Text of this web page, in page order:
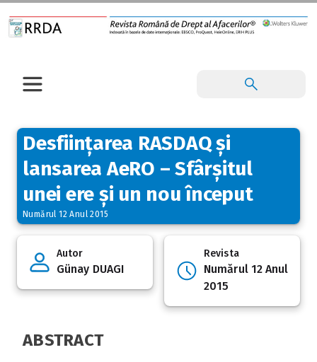
Desființarea RASDAQ și
lansarea AeRO – Sfârșitul
unei ere și un nou început
Numărul 12 Anul 2015
Autor
Günay DUAGI
Revista
Numărul 12 Anul
2015
ABSTRACT